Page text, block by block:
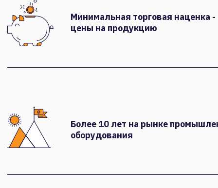
Минимальная торговая наценка
цены на продукцию
Более 10 лет на рынке
оборудования